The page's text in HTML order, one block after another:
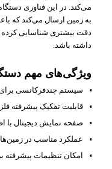
می‌کند. در این فناوری
به زمین ارسال می‌کند که
دقت بیشتری شناسایی
داشته باشد.
ویژگی‌های مهم
سیستم چندفرکانسی
قابلیت تفکیک پیشرفته
صفحه نمایش دیجیتال با
عملکرد مناسب در
امکان تنظیمات پیشرفته